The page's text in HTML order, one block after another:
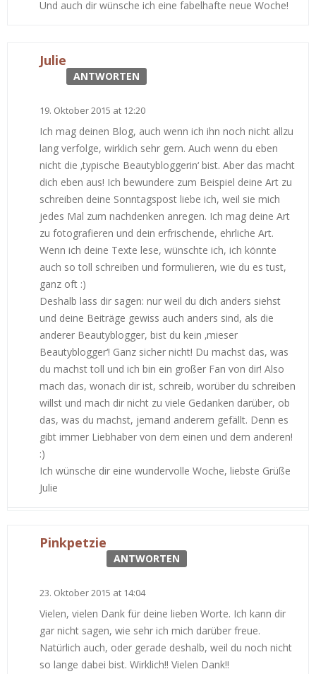
Und auch dir wünsche ich eine fabelhafte neue Woche!
Julie
ANTWORTEN
19. Oktober 2015 at 12:20
Ich mag deinen Blog, auch wenn ich ihn noch nicht allzu
lang verfolge, wirklich sehr gern. Auch wenn du eben
nicht die ‚typische Beautybloggerin‘ bist. Aber das macht
dich eben aus! Ich bewundere zum Beispiel deine Art zu
schreiben deine Sonntagspost liebe ich, weil sie mich
jedes Mal zum nachdenken anregen. Ich mag deine Art
zu fotografieren und dein erfrischende, ehrliche Art.
Wenn ich deine Texte lese, wünschte ich, ich könnte
auch so toll schreiben und formulieren, wie du es tust,
ganz oft :)
Deshalb lass dir sagen: nur weil du dich anders siehst
und deine Beiträge gewiss auch anders sind, als die
anderer Beautyblogger, bist du kein ‚mieser
Beautyblogger‘! Ganz sicher nicht! Du machst das, was
du machst toll und ich bin ein großer Fan von dir! Also
mach das, wonach dir ist, schreib, worüber du schreiben
willst und mach dir nicht zu viele Gedanken darüber, ob
das, was du machst, jemand anderem gefällt. Denn es
gibt immer Liebhaber von dem einen und dem anderen!
:)
Ich wünsche dir eine wundervolle Woche, liebste Grüße
Julie
Pinkpetzie
ANTWORTEN
23. Oktober 2015 at 14:04
Vielen, vielen Dank für deine lieben Worte. Ich kann dir
gar nicht sagen, wie sehr ich mich darüber freue.
Natürlich auch, oder gerade deshalb, weil du noch nicht
so lange dabei bist. Wirklich!! Vielen Dank!!